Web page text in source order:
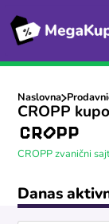
Naslovna
CROPP
CROPP zvanični
Danas